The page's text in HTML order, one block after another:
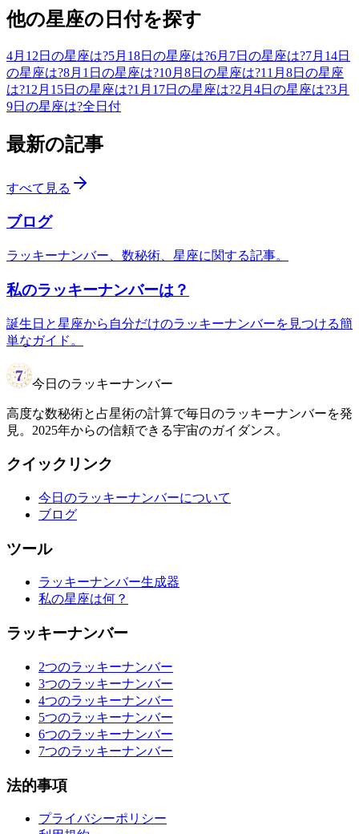
他の星座の日付を探す
4月12日の星座は?5月18日の星座は?6月7日の星座は?7月14日
の星座は?8月1日の星座は?10月8日の星座は?11月8日の星座
は?12月15日の星座は?1月17日の星座は?2月4日の星座は?3月
9日の星座は?全日付
最新の記事
すべて見る
ブログ
ラッキーナンバー、数秘術、星座に関する記事。
私のラッキーナンバーは？
誕生日と星座から自分だけのラッキーナンバーを見つける簡
単なガイド。
今日のラッキーナンバー
高度な数秘術と占星術の計算で毎日のラッキーナンバーを発
見。2025年からの信頼できる宇宙のガイダンス。
クイックリンク
今日のラッキーナンバーについて
ブログ
ツール
ラッキーナンバー生成器
私の星座は何？
ラッキーナンバー
2つのラッキーナンバー
3つのラッキーナンバー
4つのラッキーナンバー
5つのラッキーナンバー
6つのラッキーナンバー
7つのラッキーナンバー
法的事項
プライバシーポリシー